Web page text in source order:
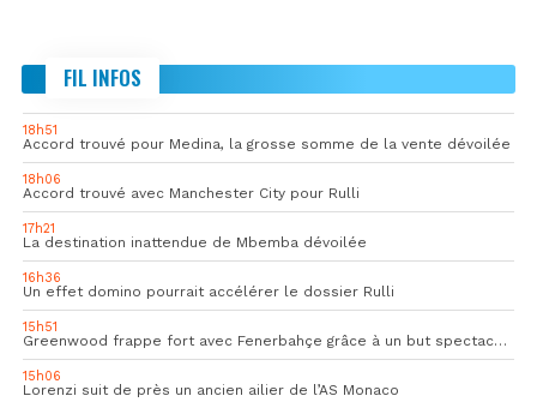
FIL INFOS
18h51
Accord trouvé pour Medina, la grosse somme de la vente dévoilée
18h06
Accord trouvé avec Manchester City pour Rulli
17h21
La destination inattendue de Mbemba dévoilée
16h36
Un effet domino pourrait accélérer le dossier Rulli
15h51
Greenwood frappe fort avec Fenerbahçe grâce à un but spectaculaire
15h06
Lorenzi suit de près un ancien ailier de l’AS Monaco